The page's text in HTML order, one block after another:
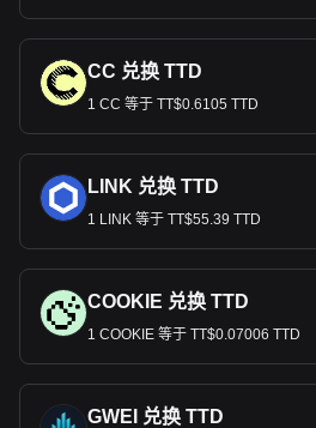
CC 兑换 TTD
1 CC 等于 TT$0.6105 TTD
LINK 兑换 TTD
1 LINK 等于 TT$55.39 TTD
COOKIE 兑换 TTD
1 COOKIE 等于 TT$0.07006 TTD
GWEI 兑换 TTD